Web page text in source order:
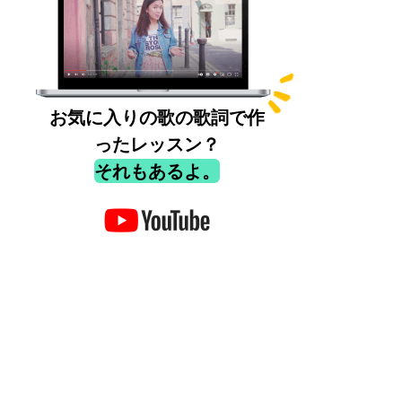
お気に入りの歌の歌詞で作
ったレッスン？
それもあるよ。